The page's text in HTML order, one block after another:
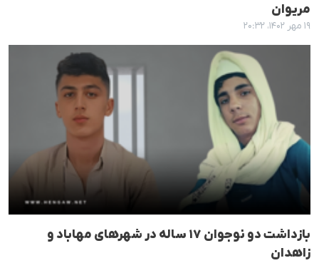
مریوان
۱۹ مهر ۱۴۰۲، ۲۰:۳۲
بازداشت دو نوجوان ۱۷ ساله در شهرهای مهاباد و
زاهدان